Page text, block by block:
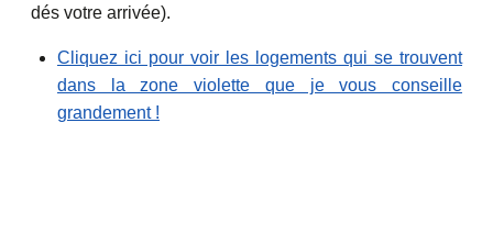
dés votre arrivée).
Cliquez ici pour voir les logements qui se trouvent
dans la zone violette que je vous conseille
grandement !